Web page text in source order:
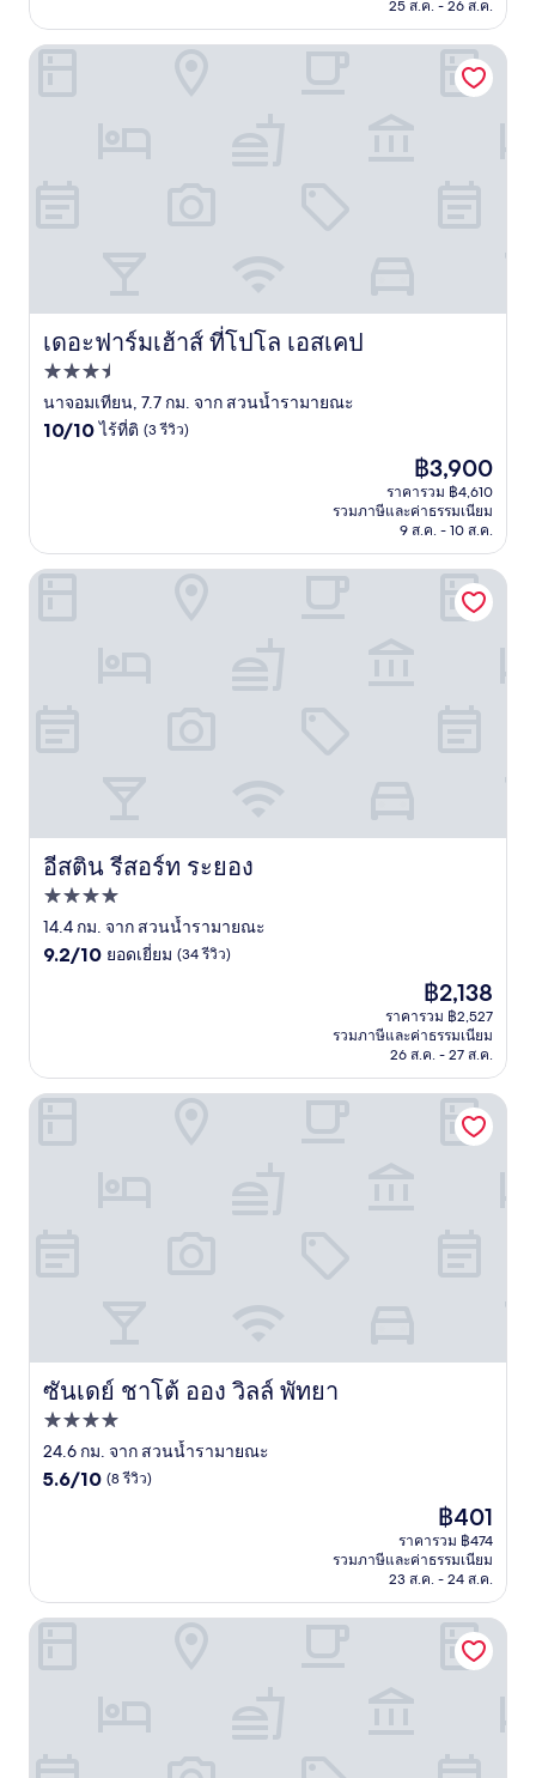
รีวิว)
25 ส.ค. - 26 ส.ค.
เดอะฟาร์มเฮ้าส์ ที่โปโล เอสเคป
เดอะฟาร์มเฮ้าส์ ที่โปโล เอสเคป
ที่พัก
3.5
ดาว
นาจอมเทียน, 7.7 กม. จาก สวนน้ำรามายณะ
10.0
(3
รีวิว)
10/10 ไร้ที่ติ (3 รีวิว)
ราคา
ปัจจุบัน
คือ
฿3,900
฿3,900
ราคารวม ฿4,610
รวมภาษีและค่าธรรมเนียม
9 ส.ค. - 10 ส.ค.
เดอะฟาร์มเฮ้าส์ ที่โปโล เอสเคป
อีสติน รีสอร์ท ระยอง
อีสติน รีสอร์ท ระยอง
ที่พัก
4.0
ดาว
14.4 กม. จาก สวนน้ำรามายณะ
9.2
รีวิว)
9.2/10 ยอดเยี่ยม (34 รีวิว)
ราคา
ปัจจุบัน
คือ
฿2,138
฿2,138
ราคารวม ฿2,527
รวมภาษีและค่าธรรมเนียม
26 ส.ค. - 27 ส.ค.
อีสติน รีสอร์ท ระยอง
ซันเดย์ ชาโต้ ออง วิลล์ พัทยา
ซันเดย์ ชาโต้ ออง วิลล์ พัทยา
ที่พัก
4.0
ดาว
24.6 กม. จาก สวนน้ำรามายณะ
5.6
5.6/10 (8 รีวิว)
ราคา
ปัจจุบัน
คือ
฿401
฿401
ราคารวม ฿474
รวมภาษีและค่าธรรมเนียม
23 ส.ค. - 24 ส.ค.
ซันเดย์ ชาโต้ ออง วิลล์ พัทยา
เกรตา รีสอร์ต แอนด์ สปอร์ต คลับ